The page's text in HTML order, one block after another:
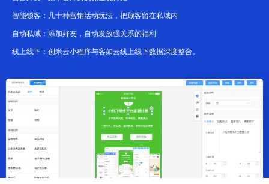
智能锁客：几十种营销活动玩法，把顾客留在私域内
自动私域：添加好友，自动发放强关系的福利
线上线下：创米云小程序与客如云线上线下数据深度整合。